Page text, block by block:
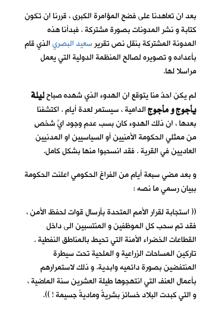
بعد ان تعاهدنا على فضح المؤامرة الكبرى ، قررنا ان تكون
كتابة و نشر المدونات بصورة مشتركة . فبدأنا هذه
المدونة المشتركة بنقل نص تقريرسعيد البصريالذي قام
بأعداده و تصويره لصالح المنظمة الدولية التي يعمل
مراسلا لها.
لم يكن احدٌ منا يتوقع ان الهدوء الذي شهده صباحليلة
يأجوج و مأجوجالدامية ، سيستمر لعدة أيام . اكتشفنا
بعدها ، ان ذلك الهدوء كان بسب عدم وجود ايَّ شخصٍ
من ممثلي الحكومة الأمنيين أو السياسيين او المدنيين
العاديين في القرية . فقد انسحبوا منها بشكل كامل.
و بعد مضي سبعة أيام من الفراغ الحكومي اعلنت الحكومة
ببيان رسمي ما نصه :
(( استجابة لقرار الأمم المتحدة بأرسال قوات لحفظ الأمن ،
فقد تم سحب كل الموظفين و المنتسبين الى داخل
القطاعات الخضراء الأمنة التي تحيط بالمناطق النفطية .
تاركين المساحات الزراعية و الملحية تحت سيطرة
المنتفضين بصورة دائميه وابدية. و ذلك لاستمرارهم
بأعمال العنف التي انتهجوها طيلة العشرين سنة الماضية ،
و التي كبدت البلاد خسائرَ بشريةً وماديةً جسيمة ! )).